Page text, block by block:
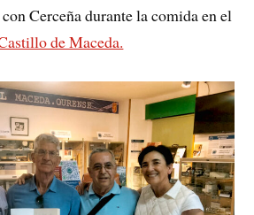
Cerceña durante la comida en el
de Maceda.